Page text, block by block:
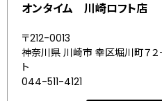
オンタイム 川崎ロフト店
〒212-0013
神奈川県 川崎市 幸区堀川町７
ト
044-511-4121